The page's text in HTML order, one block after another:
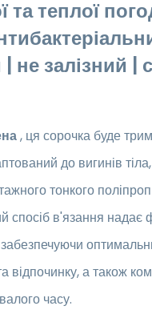
та теплої
залізний |
, ця сорочка буде
до вигинів
тонкого
спосіб в'язання надає
відпочинку, а також
часу.